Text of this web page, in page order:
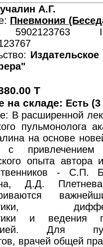
А.Г.
Пневмония
T
на складе: Есть
В расширенной
пульмонолога
на основе
привлечением
опыта автора
- С.П.
Д.Д.
и ведения
Для
врачей общей